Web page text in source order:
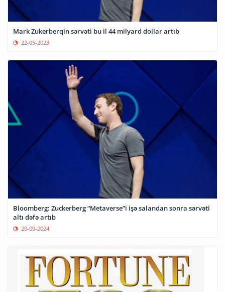
Mark Zukerberqin sərvəti bu il 44 milyard dollar artıb
22-05-2023
Bloomberg: Zuckerberg “Metaverse”i işə salandan sonra sərvəti
altı dəfə artıb
29-09-2024